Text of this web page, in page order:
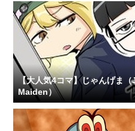
【大人気4コマ】じゃんげま
Maiden）